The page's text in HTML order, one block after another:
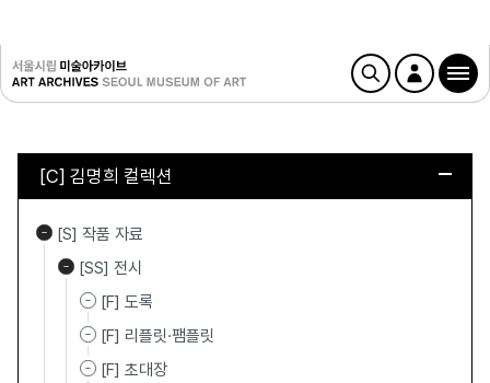
[C] 김명희 컬렉션
[S] 작품 자료
[SS] 전시
[F] 도록
[F] 리플릿·팸플릿
[F] 초대장